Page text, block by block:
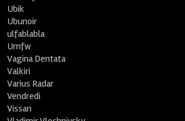
Ubik
Ubunoir
ulfablabla
Umfw
Vagina Dentata
Valkiri
Varius Radar
Vendredi
Vissan